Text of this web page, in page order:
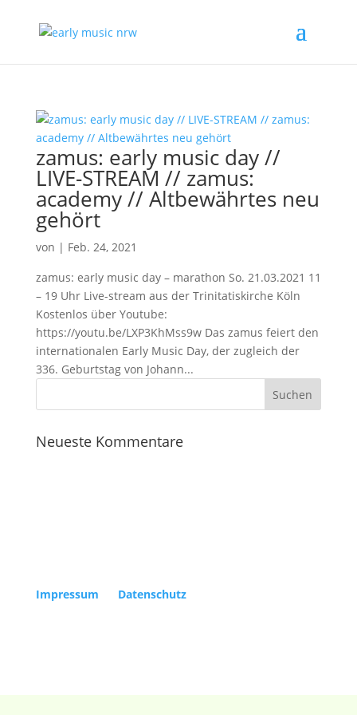
zamus: early music day //
LIVE-STREAM // zamus:
academy // Altbewährtes neu
gehört
von | Feb. 24, 2021
zamus: early music day – marathon So. 21.03.2021 11
– 19 Uhr Live-stream aus der Trinitatiskirche Köln
Kostenlos über Youtube:
https://youtu.be/LXP3KhMss9w Das zamus feiert den
internationalen Early Music Day, der zugleich der
336. Geburtstag von Johann...
Neueste Kommentare
Impressum
Datenschutz